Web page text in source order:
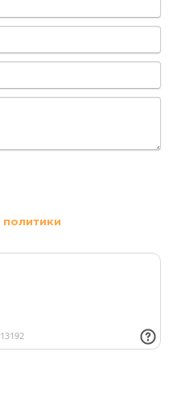
политики